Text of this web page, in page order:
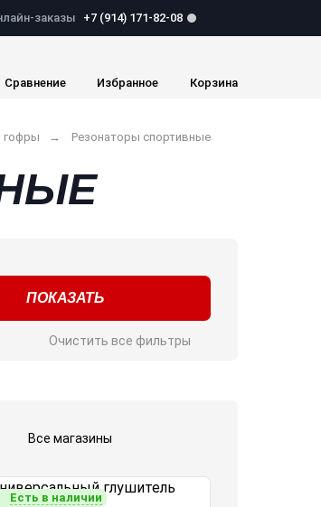
заказы +7 (914) 171-82-08
Сравнение Избранное Корзина
гофры Резонаторы спортивные
ПОКАЗАТЬ
Очистить все фильтры
Есть в наличии